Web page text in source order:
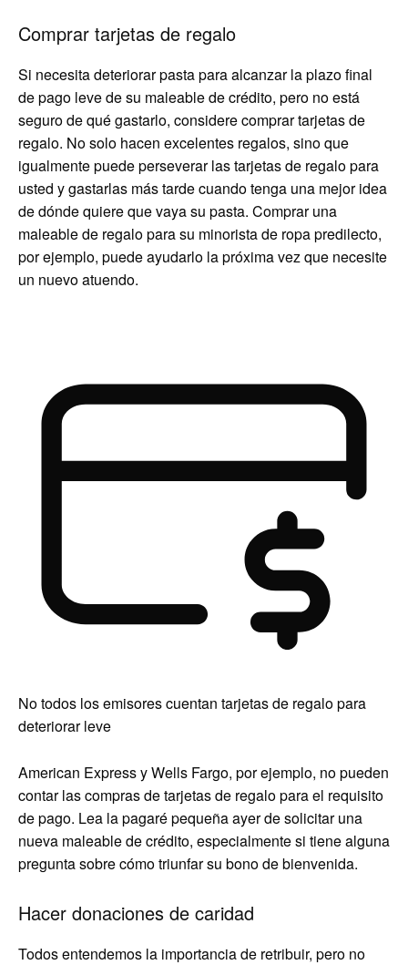
Comprar tarjetas de regalo
Si necesita deteriorar pasta para alcanzar la plazo final
de pago leve de su maleable de crédito, pero no está
seguro de qué gastarlo, considere comprar tarjetas de
regalo. No solo hacen excelentes regalos, sino que
igualmente puede perseverar las tarjetas de regalo para
usted y gastarlas más tarde cuando tenga una mejor idea
de dónde quiere que vaya su pasta. Comprar una
maleable de regalo para su minorista de ropa predilecto,
por ejemplo, puede ayudarlo la próxima vez que necesite
un nuevo atuendo.
No todos los emisores cuentan tarjetas de regalo para
deteriorar leve
American Express y Wells Fargo, por ejemplo, no pueden
contar las compras de tarjetas de regalo para el requisito
de pago. Lea la pagaré pequeña ayer de solicitar una
nueva maleable de crédito, especialmente si tiene alguna
pregunta sobre cómo triunfar su bono de bienvenida.
Hacer donaciones de caridad
Todos entendemos la importancia de retribuir, pero no